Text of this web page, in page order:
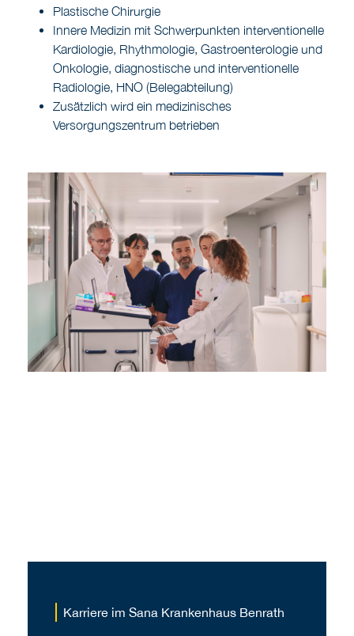
Plastische Chirurgie
Innere Medizin mit Schwerpunkten interventionelle
Kardiologie, Rhythmologie, Gastroenterologie und
Onkologie, diagnostische und interventionelle
Radiologie, HNO (Belegabteilung)
Zusätzlich wird ein medizinisches
Versorgungszentrum betrieben
Karriere im Sana Krankenhaus Benrath